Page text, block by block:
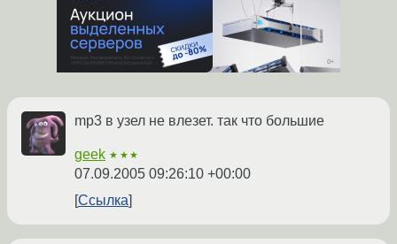
mp3 в узел не влезет. так что большие
geek ★★★
07.09.2005 09:26:10 +00:00
Ссылка